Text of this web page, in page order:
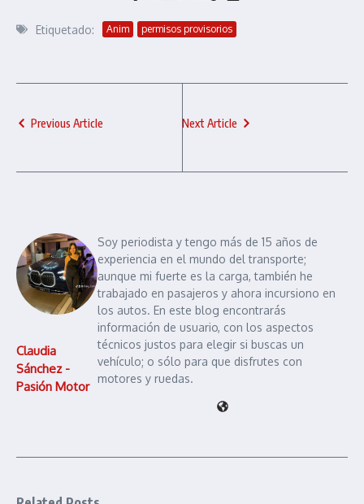
Etiquetado: Anim permisos provisorios
Previous Article Next Article
Claudia
Sánchez -
Pasión Motor
Soy periodista y tengo más de 15 años de
experiencia en el mundo del transporte;
aunque mi fuerte es la carga, también he
trabajado en pasajeros y ahora incursiono en
los autos. En este blog encontrarás
información de usuario, con los aspectos
técnicos justos para elegir si buscas un
vehículo; o sólo para que disfrutes con
motores y ruedas.